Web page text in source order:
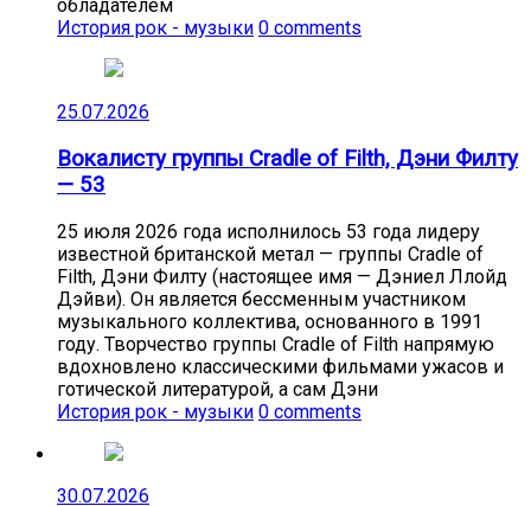
обладателем
История рок - музыки 0 comments
25.07.2026
Вокалисту группы Cradle of Filth, Дэни Филту
— 53
25 июля 2026 года исполнилось 53 года лидеру
известной британской метал — группы Cradle of
Filth, Дэни Филту (настоящее имя — Дэниел Ллойд
Дэйви). Он является бессменным участником
музыкального коллектива, основанного в 1991
году. Творчество группы Cradle of Filth напрямую
вдохновлено классическими фильмами ужасов и
готической литературой, а сам Дэни
История рок - музыки 0 comments
30.07.2026